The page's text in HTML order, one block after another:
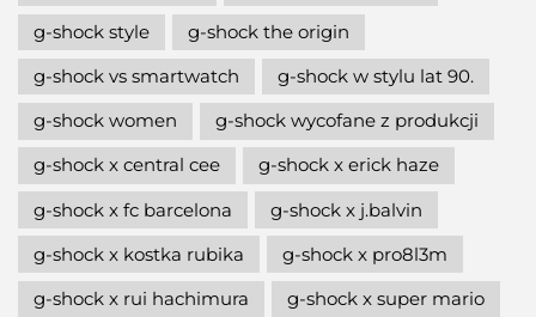
g-shock style
g-shock the origin
g-shock vs smartwatch
g-shock w stylu lat 90.
g-shock women
g-shock wycofane z produkcji
g-shock x central cee
g-shock x erick haze
g-shock x fc barcelona
g-shock x j.balvin
g-shock x kostka rubika
g-shock x pro8l3m
g-shock x rui hachimura
g-shock x super mario